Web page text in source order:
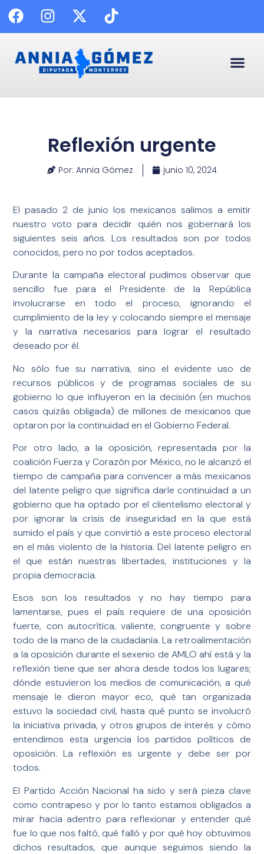
Reflexión urgente
Por: Annia Gómez junio 10, 2024
El pasado 2 de junio los mexicanos salimos a emitir
nuestro voto para decidir quién nos gobernará los
siguientes seis años. Los resultados son por todos
conocidos, pero no por todos aceptados.
Durante la campaña electoral pudimos observar que
sencillo fue para el Presidente de la República
involucrarse en todo el proceso, ignorando el
cumplimiento de la ley y colocando siempre el mensaje
y la narrativa necesarios para lograr el resultado
deseado por él.
No sólo fue su narrativa, sino el evidente uso de
recursos públicos y de programas sociales de su
gobierno lo que influyeron en la decisión (en muchos
casos quizás obligada) de millones de mexicanos que
optaron por la continuidad en el Gobierno Federal.
Por otro lado, a la oposición, representada por la
coalición Fuerza y Corazón por México, no le alcanzó el
tiempo de campaña para convencer a más mexicanos
del latente peligro que significa darle continuidad a un
gobierno que ha optado por el clientelismo electoral y
por ignorar la crisis de inseguridad en la que está
sumido el país y que convirtió a este proceso electoral
en el más violento de la historia. Del latente peligro en
el que están nuestras libertades, instituciones y la
propia democracia.
Esos son los resultados y no hay tiempo para
lamentarse, pues el país requiere de una oposición
fuerte, con autocrítica, valiente, congruente y sobre
todo de la mano de la ciudadanía. La retroalimentación
a la oposición durante el sexenio de AMLO ahí está y la
reflexión tiene que ser ahora desde todos los lugares;
dónde estuvieron los medios de comunicación, a qué
mensaje le dieron mayor eco, qué tan organizada
estuvo la sociedad civil, hasta qué punto se involucró
la iniciativa privada, y otros grupos de interés y cómo
entendimos esta urgencia los partidos políticos de
oposición. La reflexión es urgente y debe ser por
todos.
El Partido Acción Nacional ha sido y será pieza clave
como contrapeso y por lo tanto estamos obligados a
mirar hacia adentro para reflexionar y entender qué
fue lo que nos faltó, qué falló y por qué hoy obtuvimos
dichos resultados, que aunque seguimos siendo la